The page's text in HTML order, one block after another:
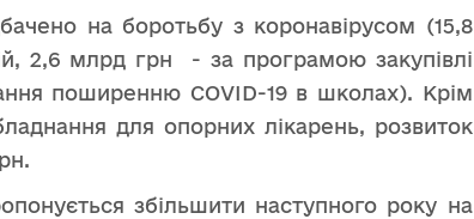
на боротьбу з коронавірусом (15,8
2,6 млрд грн - за програмою закупівлі
поширенню COVID-19 в школах). Крім
для опорних лікарень, розвиток
збільшити наступного року на